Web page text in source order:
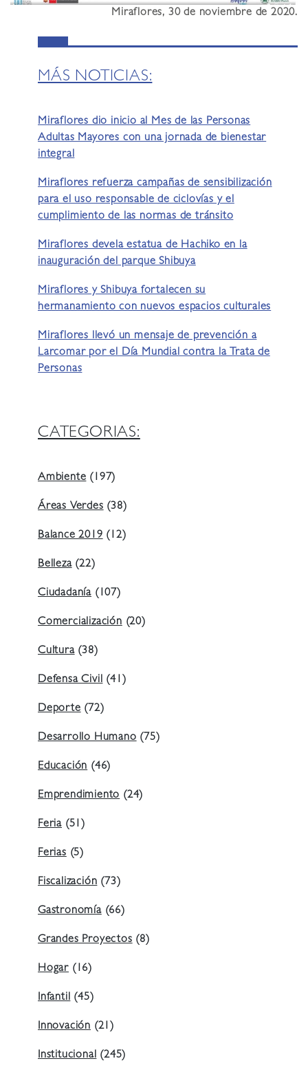
Miraflores, 30 de noviembre de 2020.
MÁS NOTICIAS:
Miraflores dio inicio al Mes de las Personas
Adultas Mayores con una jornada de bienestar
integral
Miraflores refuerza campañas de sensibilización
para el uso responsable de ciclovías y el
cumplimiento de las normas de tránsito
Miraflores devela estatua de Hachiko en la
inauguración del parque Shibuya
Miraflores y Shibuya fortalecen su
hermanamiento con nuevos espacios culturales
Miraflores llevó un mensaje de prevención a
Larcomar por el Día Mundial contra la Trata de
Personas
CATEGORIAS:
Ambiente (197)
Áreas Verdes (38)
Balance 2019 (12)
Belleza(22)
Ciudadanía (107)
Comercialización (20)
Cultura(38)
Defensa Civil (41)
Deporte (72)
Desarrollo Humano (75)
Educación (46)
Emprendimiento (24)
Feria (51)
Ferias (5)
Fiscalización (73)
Gastronomía(66)
Grandes Proyectos (8)
Hogar (16)
Infantil (45)
Innovación (21)
Institucional (245)